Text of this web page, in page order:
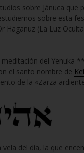
sobre Jánuca
sobre esta
Haganuz (La Luz
del Yenuka
el santo nombre de
de la «Zarza
vela del día, la que